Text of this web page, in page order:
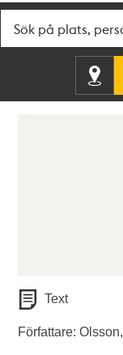
Text
Författare: